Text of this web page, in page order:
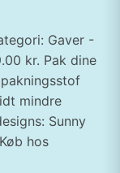
Gaver -
kr. Pak dine
mindre
Sunny
hos